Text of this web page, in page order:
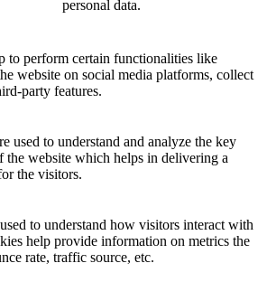
personal data.
to perform certain functionalities like
website on social media platforms, collect
party features.
used to understand and analyze the key
the website which helps in delivering a
the visitors.
to understand how visitors interact with
help provide information on metrics the
rate, traffic source, etc.